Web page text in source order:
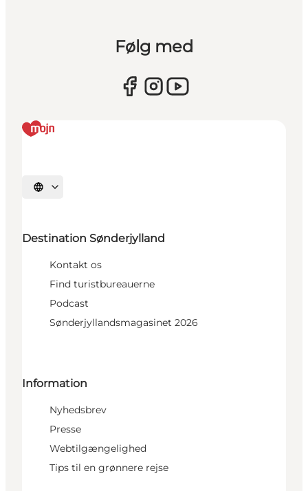
Følg med
Vælg sprog
Destination Sønderjylland
Kontakt os
Find turistbureauerne
Podcast
Sønderjyllandsmagasinet 2026
Information
Nyhedsbrev
Presse
Webtilgængelighed
Tips til en grønnere rejse